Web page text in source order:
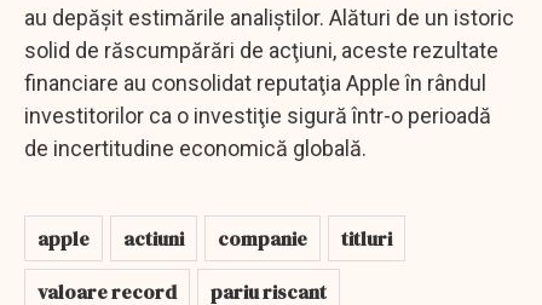
au depăşit estimările analiştilor. Alături de un istoric
solid de răscumpărări de acţiuni, aceste rezultate
financiare au consolidat reputaţia Apple în rândul
investitorilor ca o investiţie sigură într-o perioadă
de incertitudine economică globală.
apple actiuni companie
titluri
valoare record
pariu riscant